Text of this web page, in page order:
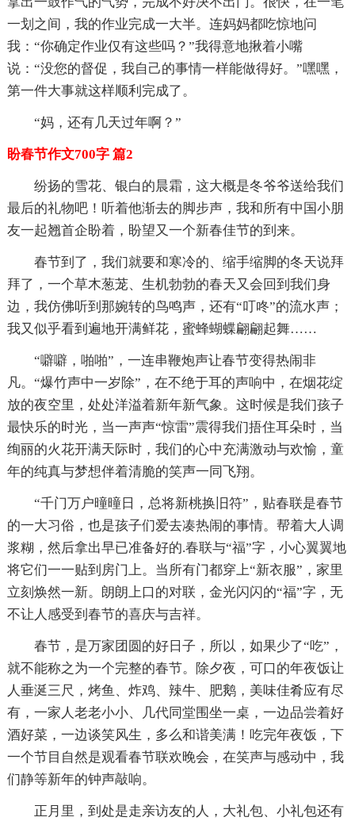
一划之间，我的作业完成一大半。连妈妈都吃惊地问
我：“你确定作业仅有这些吗？”我得意地揪着小嘴
说：“没您的督促，我自己的事情一样能做得好。”嘿嘿，
第一件大事就这样顺利完成了。
“妈，还有几天过年啊？”
盼春节作文700字 篇2
纷扬的雪花、银白的晨霜，这大概是冬爷爷送给我们
最后的礼物吧！听着他渐去的脚步声，我和所有中国小朋
友一起翘首企盼着，盼望又一个新春佳节的到来。
春节到了，我们就要和寒冷的、缩手缩脚的冬天说拜
拜了，一个草木葱茏、生机勃勃的春天又会回到我们身
边，我仿佛听到那婉转的鸟鸣声，还有“叮咚”的流水声；
我又似乎看到遍地开满鲜花，蜜蜂蝴蝶翩翩起舞……
“噼噼，啪啪”，一连串鞭炮声让春节变得热闹非
凡。“爆竹声中一岁除”，在不绝于耳的声响中，在烟花绽
放的夜空里，处处洋溢着新年新气象。这时候是我们孩子
最快乐的时光，当一声声“惊雷”震得我们捂住耳朵时，当
绚丽的火花开满天际时，我们的心中充满激动与欢愉，童
年的纯真与梦想伴着清脆的笑声一同飞翔。
“千门万户曈曈日，总将新桃换旧符”，贴春联是春节
的一大习俗，也是孩子们爱去凑热闹的事情。帮着大人调
浆糊，然后拿出早已准备好的.春联与“福”字，小心翼翼地
将它们一一贴到房门上。当所有门都穿上“新衣服”，家里
立刻焕然一新。朗朗上口的对联，金光闪闪的“福”字，无
不让人感受到春节的喜庆与吉祥。
春节，是万家团圆的好日子，所以，如果少了“吃”，
就不能称之为一个完整的春节。除夕夜，可口的年夜饭让
人垂涎三尺，烤鱼、炸鸡、辣牛、肥鹅，美味佳肴应有尽
有，一家人老老小小、几代同堂围坐一桌，一边品尝着好
酒好菜，一边谈笑风生，多么和谐美满！吃完年夜饭，下
一个节目自然是观看春节联欢晚会，在笑声与感动中，我
们静等新年的钟声敲响。
正月里，到处是走亲访友的人，大礼包、小礼包还有